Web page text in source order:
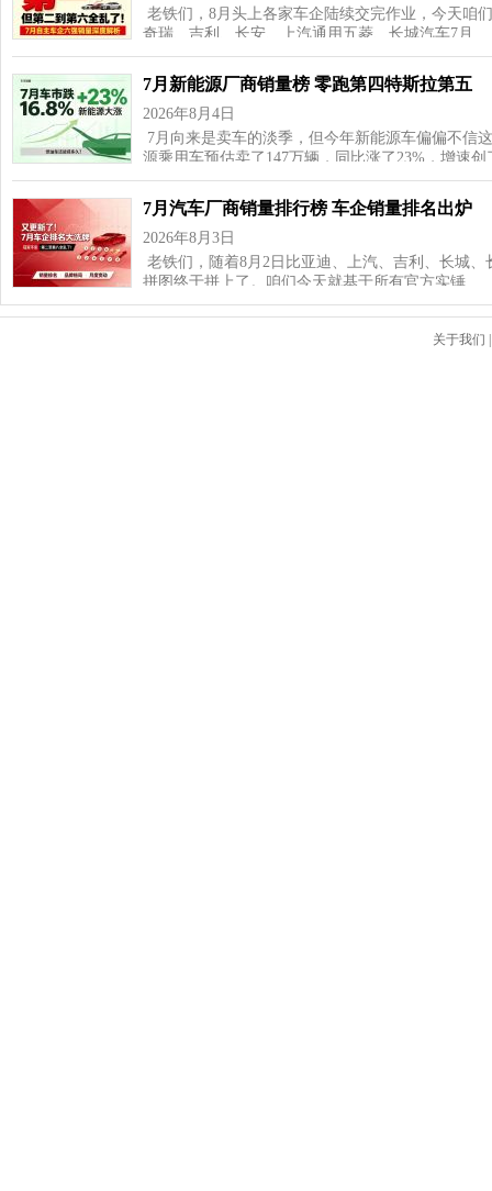
老铁们，8月头上各家车企陆续交完作业，今天
奇瑞、吉利、长安、上汽通用五菱、长城汽车7月…
7月新能源厂商销量榜 零跑第四特斯拉第五
2026年8月4日
7月向来是卖车的淡季，但今年新能源车偏偏不信
源乘用车预估卖了147万辆，同比涨了23%，增速
7月汽车厂商销量排行榜 车企销量排名出炉
2026年8月3日
老铁们，随着8月2日比亚迪、上汽、吉利、长城
拼图终于拼上了。咱们今天就基于所有官方实锤…
关于我们